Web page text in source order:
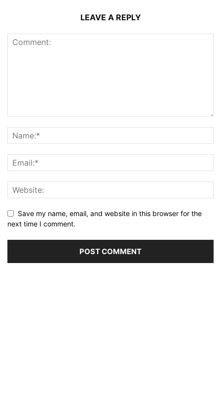
LEAVE A REPLY
Save my name, email, and website in this browser for the
next time I comment.